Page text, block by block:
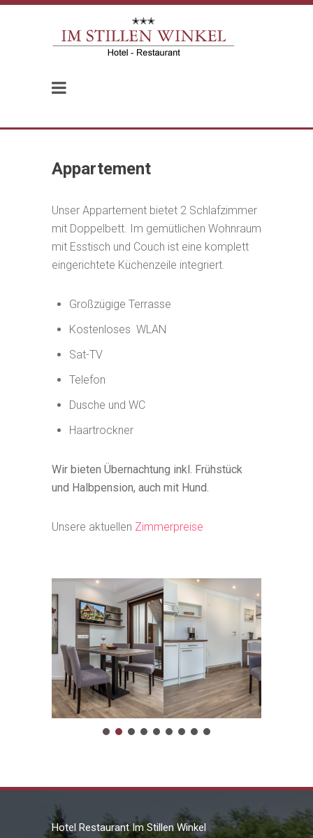
Appartement
Unser Appartement bietet 2 Schlafzimmer
mit Doppelbett. Im gemütlichen Wohnraum
mit Esstisch und Couch ist eine komplett
eingerichtete Küchenzeile integriert.
Großzügige Terrasse
Kostenloses WLAN
Sat-TV
Telefon
Dusche und WC
Haartrockner
Wir bieten Übernachtung inkl. Frühstück
und Halbpension, auch mit Hund.
Unsere aktuellen Zimmerpreise
Hotel Restaurant Im Stillen Winkel